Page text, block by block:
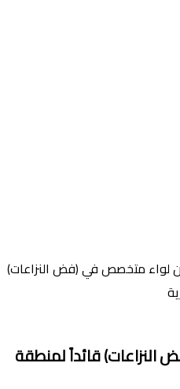
لواء متخصص في (فض النزاعات)
قائداً لمنطقة